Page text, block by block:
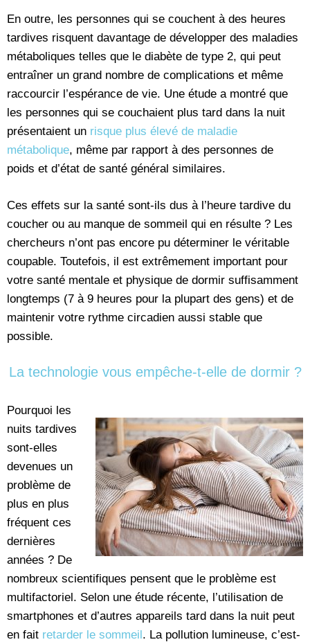
En outre, les personnes qui se couchent à des heures
tardives risquent davantage de développer des maladies
métaboliques telles que le diabète de type 2, qui peut
entraîner un grand nombre de complications et même
raccourcir l’espérance de vie. Une étude a montré que
les personnes qui se couchaient plus tard dans la nuit
présentaient un risque plus élevé de maladie
métabolique, même par rapport à des personnes de
poids et d’état de santé général similaires.
Ces effets sur la santé sont-ils dus à l’heure tardive du
coucher ou au manque de sommeil qui en résulte ? Les
chercheurs n’ont pas encore pu déterminer le véritable
coupable. Toutefois, il est extrêmement important pour
votre santé mentale et physique de dormir suffisamment
longtemps (7 à 9 heures pour la plupart des gens) et de
maintenir votre rythme circadien aussi stable que
possible.
La technologie vous empêche-t-elle de dormir ?
Pourquoi les
nuits tardives
sont-elles
devenues un
problème de
plus en plus
fréquent ces
dernières
années ? De
nombreux scientifiques pensent que le problème est
multifactoriel. Selon une étude récente, l’utilisation de
smartphones et d’autres appareils tard dans la nuit peut
en fait retarder le sommeil. La pollution lumineuse, c’est-